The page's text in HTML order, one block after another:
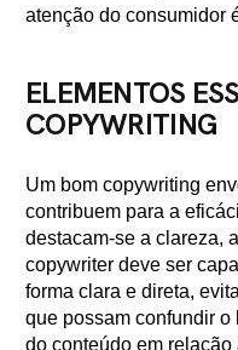
atenção do consumidor
ELEMENTOS
COPYWRITING
Um bom copywriting
contribuem para a
destacam-se a clareza,
copywriter deve ser
forma clara e direta,
que possam confundir o
do conteúdo em